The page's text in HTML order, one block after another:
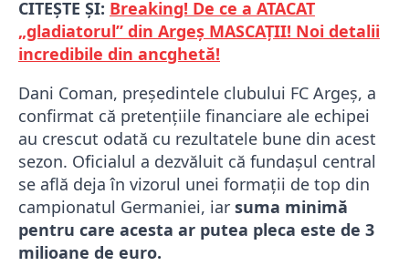
CITEȘTE ȘI: Breaking! De ce a ATACAT
„gladiatorul” din Argeș MASCAȚII! Noi detalii
incredibile din ancghetă!
Dani Coman, președintele clubului FC Argeș, a
confirmat că pretențiile financiare ale echipei
au crescut odată cu rezultatele bune din acest
sezon. Oficialul a dezvăluit că fundașul central
se află deja în vizorul unei formații de top din
campionatul Germaniei, iar suma minimă
pentru care acesta ar putea pleca este de 3
milioane de euro.